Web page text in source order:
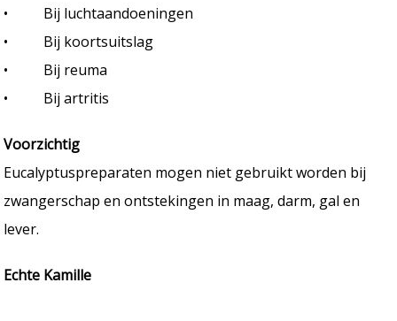
• Bij luchtaandoeningen
• Bij koortsuitslag
• Bij reuma
• Bij artritis
Voorzichtig
Eucalyptuspreparaten mogen niet gebruikt worden bij
zwangerschap en ontstekingen in maag, darm, gal en
lever.
Echte Kamille